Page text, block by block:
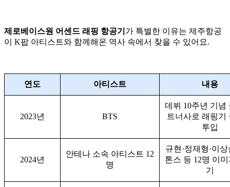
제로베이스원 어센드 래핑 항공기 가 특별한 이유는 제주항공
이 K팝 아티스트와 함께해온 역사 속에서 찾을 수 있어요.
연도 아티스트 내용
2023년 BTS
데뷔 10주년 기념
트너사로 래핑기
투입
2024년
안테나 소속 아티스트 12
명
규현·정재형·이상
톤스 등 12명 이
기